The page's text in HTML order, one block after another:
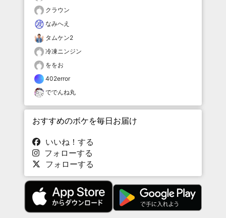
クラウン
なみへえ
タムケン2
冷凍ニンジン
ををお
402error
ででんね丸
おすすめのボケを毎日お届け
いいね！する
フォローする
フォローする